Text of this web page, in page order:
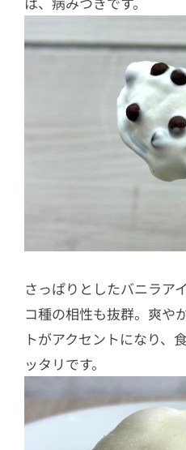
さっぱりとしたバニラア
コ種の相性も抜群。爽や
トがアクセントになり、
ッタリです。